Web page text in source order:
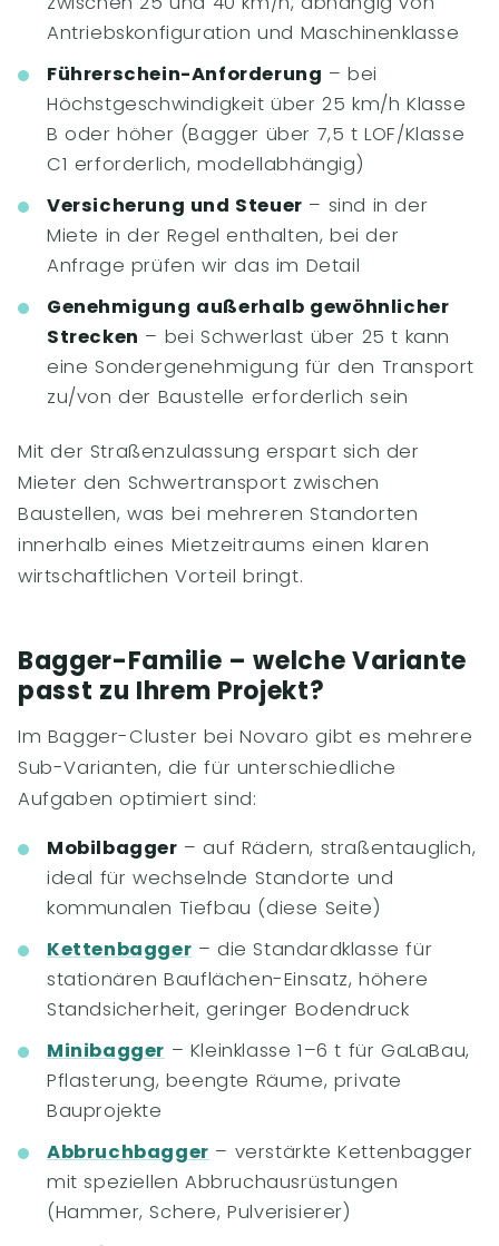
Antriebskonfiguration und Maschinenklasse
Führerschein-Anforderung – bei
Höchstgeschwindigkeit über 25 km/h Klasse
B oder höher (Bagger über 7,5 t LOF/Klasse
C1 erforderlich, modellabhängig)
Versicherung und Steuer – sind in der
Miete in der Regel enthalten, bei der
Anfrage prüfen wir das im Detail
Genehmigung außerhalb gewöhnlicher
Strecken – bei Schwerlast über 25 t kann
eine Sondergenehmigung für den Transport
zu/von der Baustelle erforderlich sein
Mit der Straßenzulassung erspart sich der
Mieter den Schwertransport zwischen
Baustellen, was bei mehreren Standorten
innerhalb eines Mietzeitraums einen klaren
wirtschaftlichen Vorteil bringt.
Bagger-Familie – welche Variante
passt zu Ihrem Projekt?
Im Bagger-Cluster bei Novaro gibt es mehrere
Sub-Varianten, die für unterschiedliche
Aufgaben optimiert sind:
Mobilbagger – auf Rädern, straßentauglich,
ideal für wechselnde Standorte und
kommunalen Tiefbau (diese Seite)
Kettenbagger – die Standardklasse für
stationären Bauflächen-Einsatz, höhere
Standsicherheit, geringer Bodendruck
Minibagger – Kleinklasse 1–6 t für GaLaBau,
Pflasterung, beengte Räume, private
Bauprojekte
Abbruchbagger – verstärkte Kettenbagger
mit speziellen Abbruchausrüstungen
(Hammer, Schere, Pulverisierer)